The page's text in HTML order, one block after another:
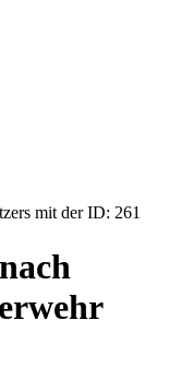
mit der ID: 261